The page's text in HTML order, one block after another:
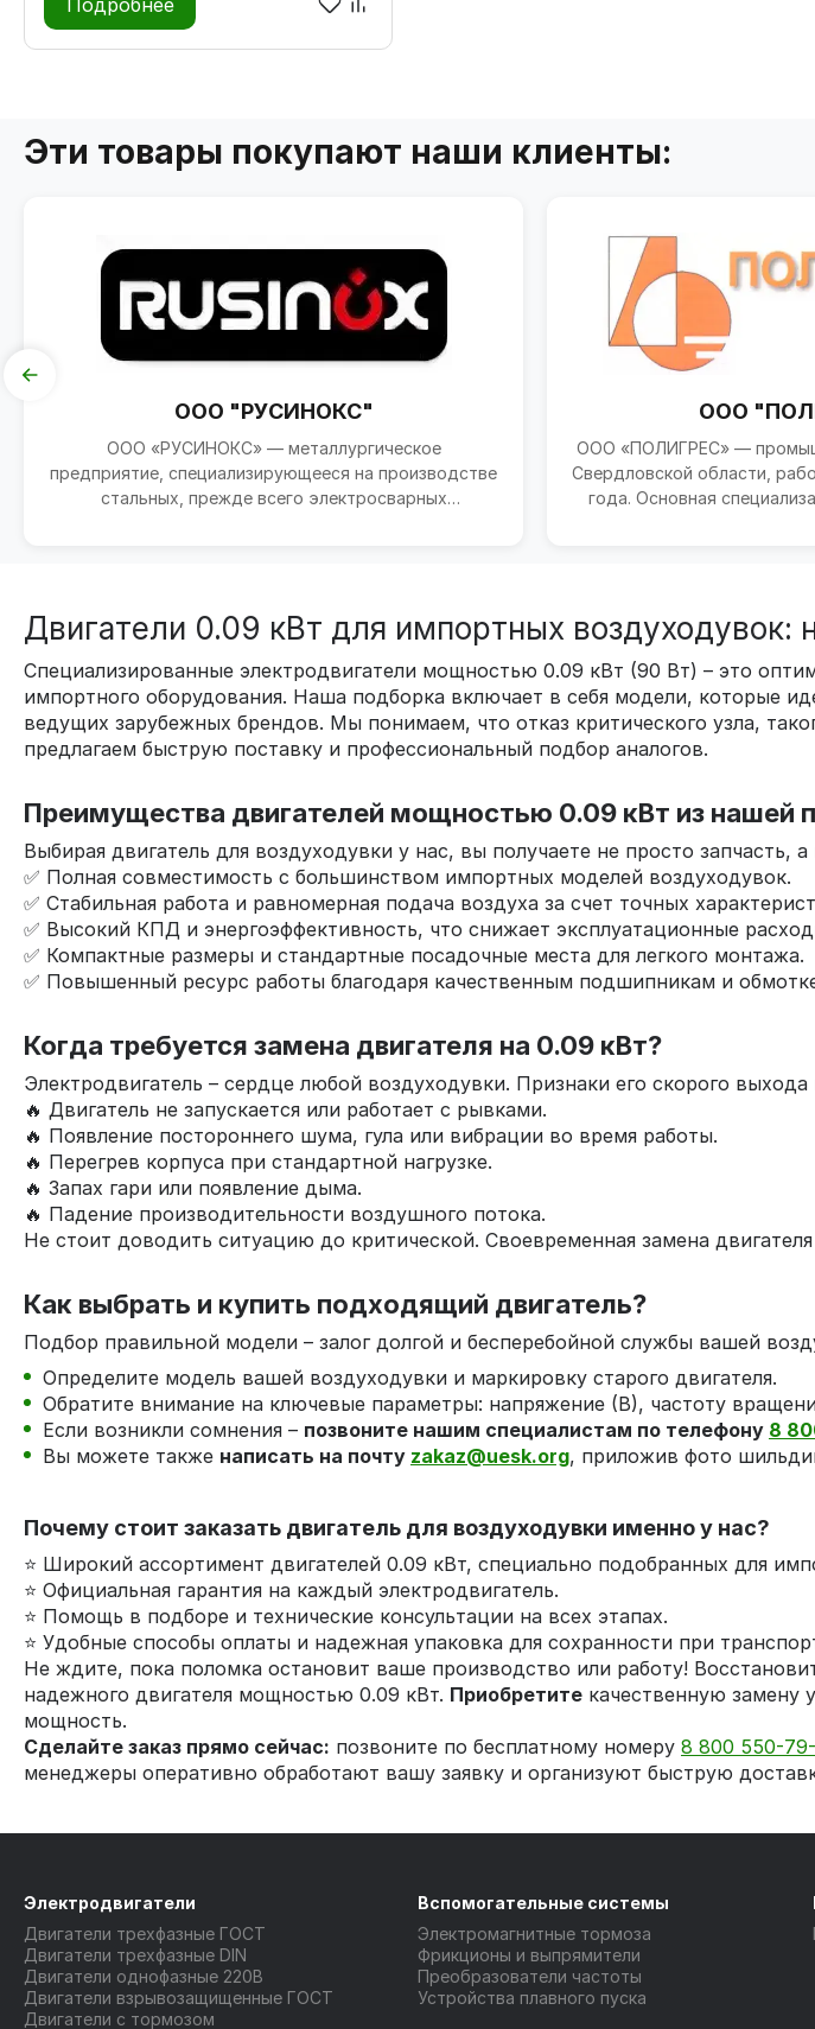
Подробнее
Эти товары покупают наши клиенты:
ООО "РУСИНОКС"
ООО «РУСИНОКС» — металлургическое
предприятие, специализирующееся на производстве
стальных, прежде всего электросварных
ООО
ООО «ПОЛИГРЕС» —
Свердловской области,
года. Основная
Двигатели 0.09 кВт для импортных воздуходувок:
Специализированные электродвигатели мощностью 0.09 кВт (90 Вт) – это
импортного оборудования. Наша подборка включает в себя модели, которые
ведущих зарубежных брендов. Мы понимаем, что отказ критического узла,
предлагаем быструю поставку и профессиональный подбор аналогов.
Преимущества двигателей мощностью 0.09 кВт из нашей
Выбирая двигатель для воздуходувки у нас, вы получаете не просто
✅ Полная совместимость с большинством импортных моделей воздуходувок.
✅ Стабильная работа и равномерная подача воздуха за счет точных
✅ Высокий КПД и энергоэффективность, что снижает эксплуатационные
✅ Компактные размеры и стандартные посадочные места для легкого монтажа.
✅ Повышенный ресурс работы благодаря качественным подшипникам и
Когда требуется замена двигателя на 0.09 кВт?
Электродвигатель – сердце любой воздуходувки. Признаки его скорого
🔥 Двигатель не запускается или работает с рывками.
🔥 Появление постороннего шума, гула или вибрации во время работы.
🔥 Перегрев корпуса при стандартной нагрузке.
🔥 Запах гари или появление дыма.
🔥 Падение производительности воздушного потока.
Не стоит доводить ситуацию до критической. Своевременная замена
Как выбрать и купить подходящий двигатель?
Подбор правильной модели – залог долгой и бесперебойной службы вашей
Определите модель вашей воздуходувки и маркировку старого двигателя.
Обратите внимание на ключевые параметры: напряжение (В), частоту
Если возникли сомнения – позвоните нашим специалистам по телефону 8
Вы можете также написать на почту zakaz@uesk.org, приложив фото
Почему стоит заказать двигатель для воздуходувки именно у нас?
⭐ Широкий ассортимент двигателей 0.09 кВт, специально подобранных для
⭐ Официальная гарантия на каждый электродвигатель.
⭐ Помощь в подборе и технические консультации на всех этапах.
⭐ Удобные способы оплаты и надежная упаковка для сохранности при
Не ждите, пока поломка остановит ваше производство или работу!
надежного двигателя мощностью 0.09 кВт. Приобретите качественную замену
мощность.
Сделайте заказ прямо сейчас: позвоните по бесплатному номеру 8 800 550-
менеджеры оперативно обработают вашу заявку и организуют быструю
Электродвигатели
Двигатели трехфазные ГОСТ
Двигатели трехфазные DIN
Двигатели однофазные 220В
Двигатели взрывозащищенные ГОСТ
Двигатели с тормозом
Вспомогательные системы
Электромагнитные тормоза
Фрикционы и выпрямители
Преобразователи частоты
Устройства плавного пуска